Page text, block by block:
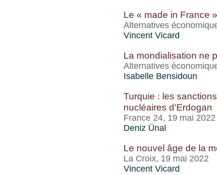
Le « made in France
Alternatives
Vincent Vicard
La mondialisation ne
Alternatives
Isabelle Bensidoun
Turquie : les
nucléaires d'Erdogan
France 24, 19 mai 2022
Deniz Ünal
Le nouvel âge de la
La Croix, 19 mai 2022
Vincent Vicard